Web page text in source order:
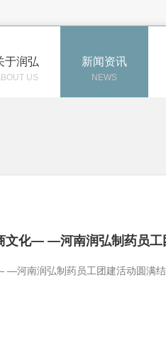
于润弘
US
新闻资讯
NEWS
文化— —河南润弘制药员工
—河南润弘制药员工团建活动圆满